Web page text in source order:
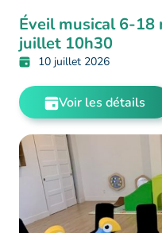
Éveil musical 6-
juillet 10h30
10 juillet 2026
Voir les détails